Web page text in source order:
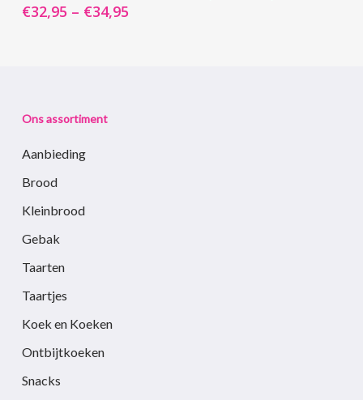
meerdere
gekozen
worden
productpagina
€32,95 – €34,95
Ons assortiment
Aanbieding
Brood
Kleinbrood
Gebak
Taarten
Taartjes
Koek en Koeken
Ontbijtkoeken
Snacks